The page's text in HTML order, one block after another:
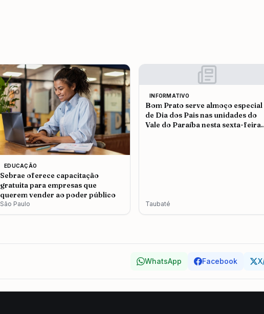
EDUCAÇÃO
Sebrae oferece capacitação
gratuita para empresas que
querem vender ao poder público
São Paulo
INFORMATIVO
Bom Prato serve almoço especial
de Dia dos Pais nas unidades do
Vale do Paraíba nesta sexta-feira
Taubaté
WhatsApp Facebook